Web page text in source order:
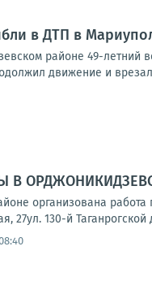
в ДТП в
районе 49-летний
движение и
В
организована
27ул. 130-й